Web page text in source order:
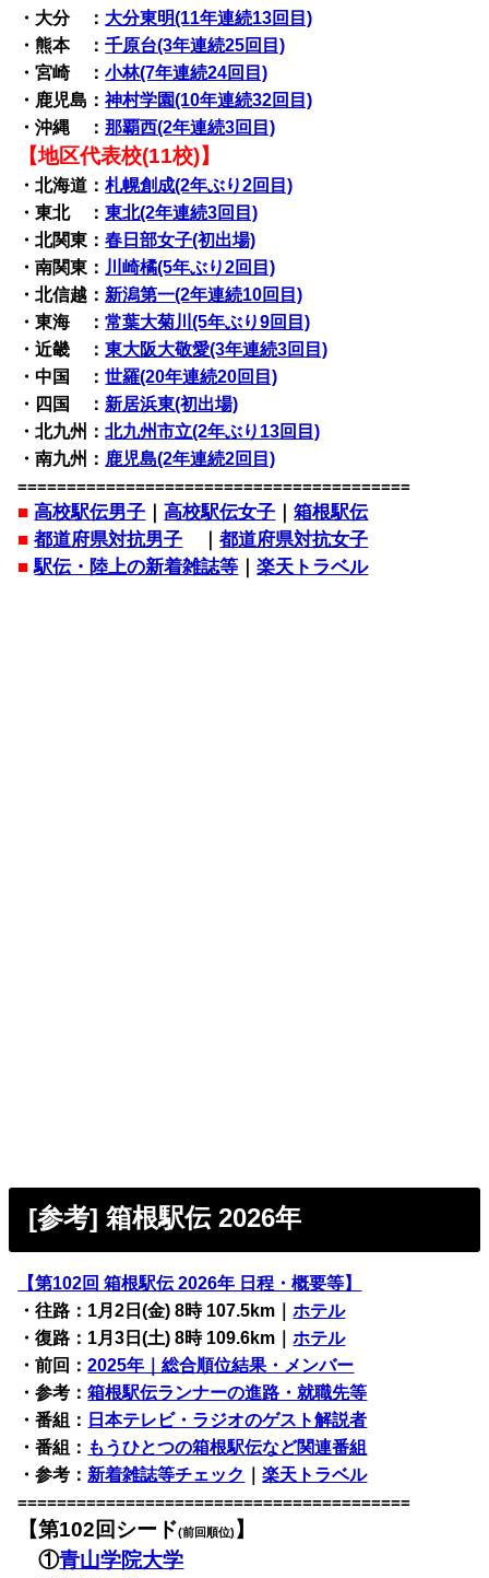
・大分 ： 大分東明(11年連続13回目)
・熊本 ：千原台(3年連続25回目)
・宮崎 ：小林(7年連続24回目)
・鹿児島：神村学園(10年連続32回目)
・沖縄 ：那覇西(2年連続3回目)
【地区代表校(11校)】
・北海道：札幌創成(2年ぶり2回目)
・東北 ：東北(2年連続3回目)
・北関東：春日部女子(初出場)
・南関東： 川崎橘(5年ぶり2回目)
・北信越： 新潟第一(2年連続10回目)
・東海 ：常葉大菊川(5年ぶり9回目)
・近畿 ：東大阪大敬愛(3年連続3回目)
・中国 ：世羅(20年連続20回目)
・四国 ： 新居浜東(初出場)
・北九州：北九州市立(2年ぶり13回目)
・南九州： 鹿児島(2年連続2回目)
========================================
■ 高校駅伝男子 ｜高校駅伝女子 ｜箱根駅伝
■ 都道府県対抗男子 ｜都道府県対抗女子
■ 駅伝・陸上の新着雑誌等 ｜楽天トラベル
[参考] 箱根駅伝 2026年
【第102回 箱根駅伝 2026年 日程・概要等】
・往路：1月2日(金) 8時 107.5km｜ホテル
・復路：1月3日(土) 8時 109.6km｜ホテル
・前回：2025年｜総合順位結果・メンバー
・参考：箱根駅伝ランナーの進路・就職先等
・番組： 日本テレビ・ラジオのゲスト解説者
・番組： もうひとつの箱根駅伝など関連番組
・参考： 新着雑誌等チェック ｜楽天トラベル
========================================
【第102回シード(前回順位) 】
①青山学院大学